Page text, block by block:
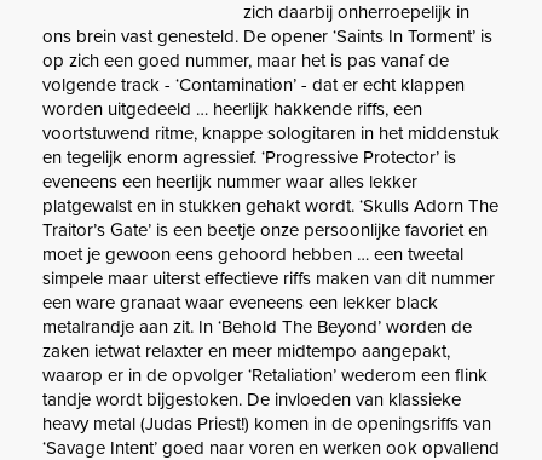
zich daarbij onherroepelijk in
ons brein vast genesteld. De opener ‘Saints In Torment’ is
op zich een goed nummer, maar het is pas vanaf de
volgende track - ‘Contamination’ - dat er echt klappen
worden uitgedeeld … heerlijk hakkende riffs, een
voortstuwend ritme, knappe sologitaren in het middenstuk
en tegelijk enorm agressief. ‘Progressive Protector’ is
eveneens een heerlijk nummer waar alles lekker
platgewalst en in stukken gehakt wordt. ‘Skulls Adorn The
Traitor’s Gate’ is een beetje onze persoonlijke favoriet en
moet je gewoon eens gehoord hebben … een tweetal
simpele maar uiterst effectieve riffs maken van dit nummer
een ware granaat waar eveneens een lekker black
metalrandje aan zit. In ‘Behold The Beyond’ worden de
zaken ietwat relaxter en meer midtempo aangepakt,
waarop er in de opvolger ‘Retaliation’ wederom een flink
tandje wordt bijgestoken. De invloeden van klassieke
heavy metal (Judas Priest!) komen in de openingsriffs van
‘Savage Intent’ goed naar voren en werken ook opvallend